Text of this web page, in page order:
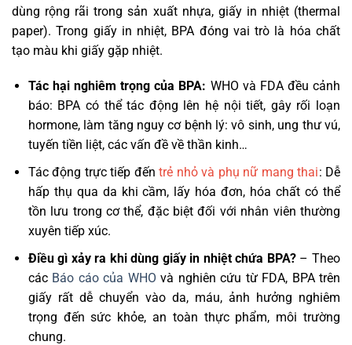
dùng rộng rãi trong sản xuất nhựa, giấy in nhiệt (thermal
paper). Trong giấy in nhiệt, BPA đóng vai trò là hóa chất
tạo màu khi giấy gặp nhiệt.
Tác hại nghiêm trọng của BPA: WHO và FDA đều cảnh
báo: BPA có thể tác động lên hệ nội tiết, gây rối loạn
hormone, làm tăng nguy cơ bệnh lý: vô sinh, ung thư vú,
tuyến tiền liệt, các vấn đề về thần kinh…
Tác động trực tiếp đếntrẻ nhỏ và phụ nữ mang thai: Dễ
hấp thụ qua da khi cầm, lấy hóa đơn, hóa chất có thể
tồn lưu trong cơ thể, đặc biệt đối với nhân viên thường
xuyên tiếp xúc.
Điều gì xảy ra khi dùng giấy in nhiệt chứa BPA?– Theo
các Báo cáo của WHO và nghiên cứu từ FDA, BPA trên
giấy rất dễ chuyển vào da, máu, ảnh hưởng nghiêm
trọng đến sức khỏe, an toàn thực phẩm, môi trường
chung.